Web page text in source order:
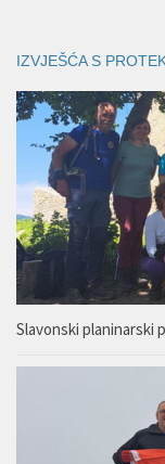
IZVJEŠĆA S
Slavonski planinarski